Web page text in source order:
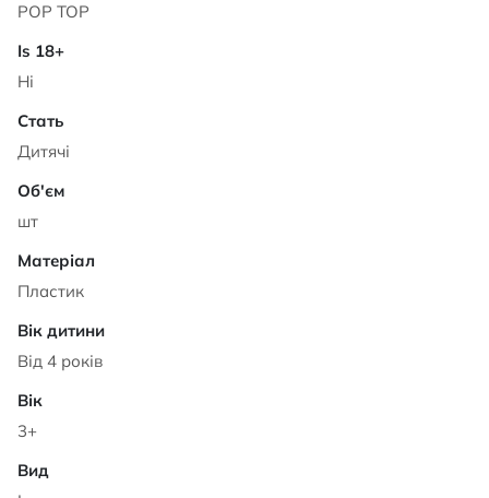
POP TOP
Ні
Дитячі
шт
Пластик
Від 4 років
3+